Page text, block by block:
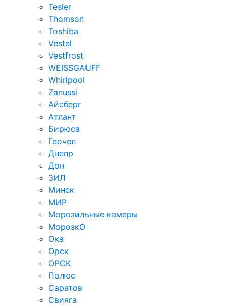
Tesler
Thomson
Toshiba
Vestel
Vestfrost
WEISSGAUFF
Whirlpool
Zanussi
Айсберг
Атлант
Бирюса
Геочел
Днепр
Дон
ЗИЛ
Минск
МИР
Морозильные камеры
МорозкО
Ока
Орск
ОРСК
Полюс
Саратов
Свияга